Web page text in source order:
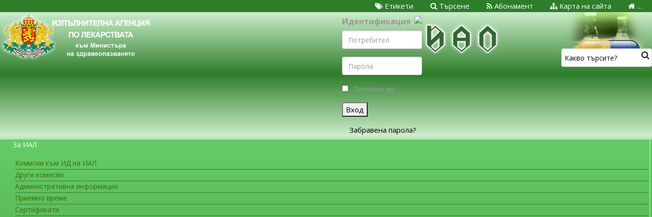
…
Карта на сайта
Абонамент
Търсене
Етикети
Идентификация
Запомни ме
Вход
Забравена парола?
За ИАЛ
Комисии към ИД на ИАЛ
Други комисии
Административна информация
Приемно време
Сертификати
ЗА ГРАЖДАНИТЕ